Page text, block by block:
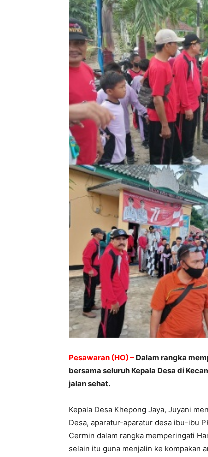
Pesawaran (HO) – Dalam rangka
bersama seluruh Kepala Desa di
jalan sehat.
Kepala Desa Khepong Jaya, Juyani
Desa, aparatur-aparatur desa ibu-ibu
Cermin dalam rangka memperingati
selain itu guna menjalin ke kompakan